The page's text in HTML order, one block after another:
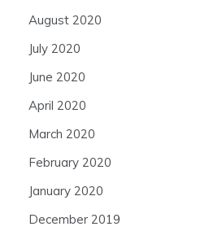
August 2020
July 2020
June 2020
April 2020
March 2020
February 2020
January 2020
December 2019